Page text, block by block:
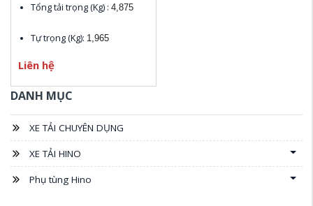
Tổng tải trọng (Kg) : 4,875
Tự trọng (Kg): 1,965
Chiều dài cơ sở (mm):
Kích thước bao ngoài (mm):
4,730 x 1,720 x 2,120
Khoảng cách từ sau Cabin
đến điểm cuối chassis (mm):
3,040
Liên hệ
DANH MỤC
XE TẢI CHUYÊN DỤNG
XE TẢI HINO
Phụ tùng Hino